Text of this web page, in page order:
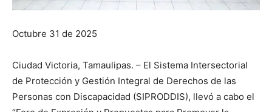
Octubre 31 de 2025
Ciudad Victoria, Tamaulipas. – El Sistema Intersectorial
de Protección y Gestión Integral de Derechos de las
Personas con Discapacidad (SIPRODDIS), llevó a cabo el